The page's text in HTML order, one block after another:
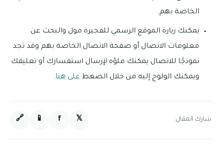
الخاصة بهم.
يمكنك زيارة الموقع الرسمي للفجيرة مول والبحث عن
معلومات الاتصال أو صفحة الاتصال الخاصة بهم وقد تجد
نموذجًا للاتصال يمكنك ملؤه لإرسال استفسارك أو تعليقك
ويمكنك الولوج إليه من خلال الضغط على هنا.
شارك المقال: 𝕏
f
📱
🔗